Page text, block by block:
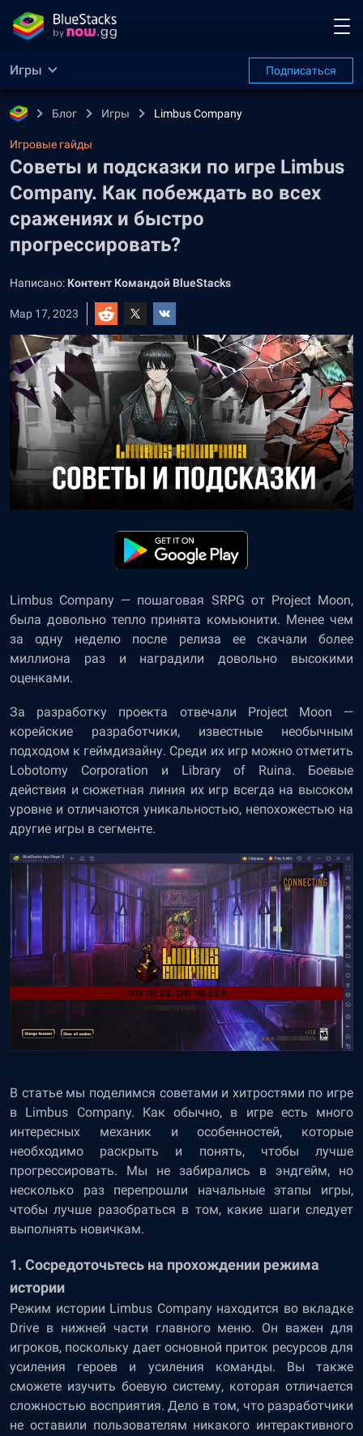
Игры Подписаться
Блог Игры Limbus Company
Игровые гайды
Советы и подсказки по игре Limbus
Company. Как побеждать во всех
сражениях и быстро
прогрессировать?
Написано: Контент Командой BlueStacks
Мар 17, 2023
Limbus Company — пошаговая SRPG от Project Moon,
была довольно тепло принята комьюнити. Менее чем
за одну неделю после релиза ее скачали более
миллиона раз и наградили довольно высокими
оценками.
За разработку проекта отвечали Project Moon —
корейские разработчики, известные необычным
подходом к геймдизайну. Среди их игр можно отметить
Lobotomy Corporation и Library of Ruina. Боевые
действия и сюжетная линия их игр всегда на высоком
уровне и отличаются уникальностью, непохожестью на
другие игры в сегменте.
В статье мы поделимся советами и хитростями по игре
в Limbus Company. Как обычно, в игре есть много
интересных механик и особенностей, которые
необходимо раскрыть и понять, чтобы лучше
прогрессировать. Мы не забирались в эндгейм, но
несколько раз перепрошли начальные этапы игры,
чтобы лучше разобраться в том, какие шаги следует
выполнять новичкам.
1. Сосредоточьтесь на прохождении режима
истории
Режим истории Limbus Company находится во вкладке
Drive в нижней части главного меню. Он важен для
игроков, поскольку дает основной приток ресурсов для
усиления героев и усиления команды. Вы также
сможете изучить боевую систему, которая отличается
сложностью восприятия. Дело в том, что разработчики
не оставили пользователям никакого интерактивного